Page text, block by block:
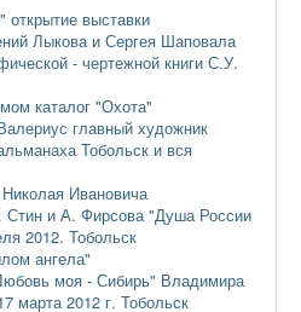
открытие выставки
Лыкова и Сергея Шаповала
- чертежной книги С.У.
каталог "Охота"
главный художник
Тобольск и вся
Ивановича
Стин и А. Фирсова "Душа России
2012. Тобольск
ангела"
моя - Сибирь" Владимира
марта 2012 г. Тобольск